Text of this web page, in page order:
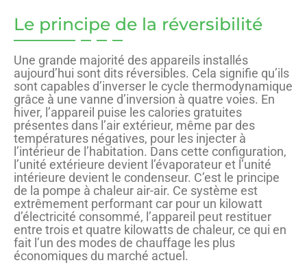
Le principe de la réversibilité
Une grande majorité des appareils installés
aujourd’hui sont dits réversibles. Cela signifie qu’ils
sont capables d’inverser le cycle thermodynamique
grâce à une vanne d’inversion à quatre voies. En
hiver, l’appareil puise les calories gratuites
présentes dans l’air extérieur, même par des
températures négatives, pour les injecter à
l’intérieur de l’habitation. Dans cette configuration,
l’unité extérieure devient l’évaporateur et l’unité
intérieure devient le condenseur. C’est le principe
de la pompe à chaleur air-air. Ce système est
extrêmement performant car pour un kilowatt
d’électricité consommé, l’appareil peut restituer
entre trois et quatre kilowatts de chaleur, ce qui en
fait l’un des modes de chauffage les plus
économiques du marché actuel.